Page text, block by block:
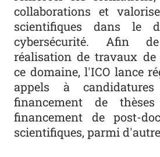
collaborations et
scientifiques dans le
cybersécurité. Afin
réalisation de travaux de
ce domaine, l'ICO lance
appels à
financement de
financement de post-
scientifiques, parmi